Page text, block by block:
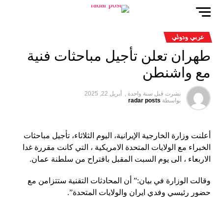
عربي ودولي
طهران تعلن تأجيل مباحثات فنية
مع واشنطن
نشرت قبل سنة واحدة ,
أبريل 22, 2025
بواسطة radar posts
أعلنت وزارة الخارجية الإيرانية، اليوم الثلاثاء، تأجيل مباحثات
الخبراء مع الولايات المتحدة الامريكية ، التي كانت مقررة غدا
الاربعاء ، الى يوم السبت المقبل باقتراح من سلطنة عمان.
وقالت الوزارة في بيان:” أن المحادثات التقنية ستتزامن مع
حضور رئيسي وفدي ايران والولايات المتحدة”.